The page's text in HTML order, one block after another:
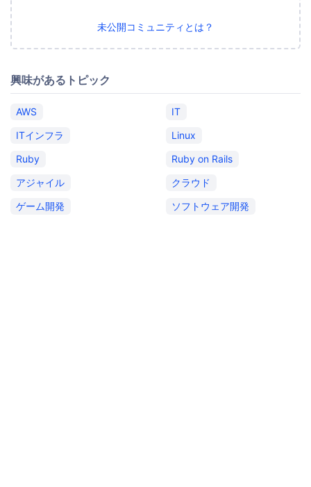
未公開コミュニティとは？
興味があるトピック
AWS
IT
ITインフラ
Linux
Ruby
Ruby on Rails
アジャイル
クラウド
ゲーム開発
ソフトウェア開発